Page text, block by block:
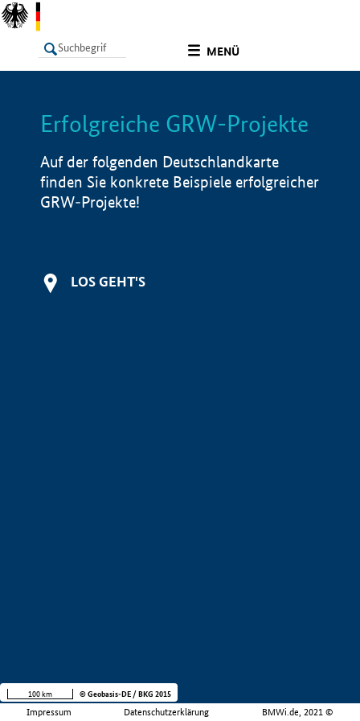
MENÜ
LISTE Info
Erfolgreiche GRW-Projekte
Auf der folgenden Deutschlandkarte
finden Sie konkrete Beispiele erfolgreicher
GRW-Projekte!
LOS GEHT'S
Impressum Datenschutzerklärung BMWi.de, 2021 ©
100 km © Geobasis-DE / BKG 2015